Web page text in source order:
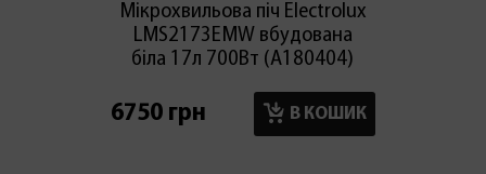
Мікрохвильова піч Electrolux
LMS2173EMW вбудована
біла 17л 700Вт (А180404)
6750 грн В КОШИК